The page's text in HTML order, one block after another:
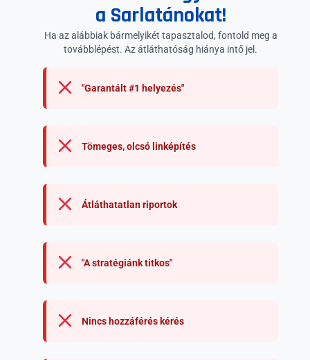
a Sarlatánokat!
Ha az alábbiak bármelyikét tapasztalod, fontold meg a
továbblépést. Az átláthatóság hiánya intő jel.
"Garantált #1 helyezés"
Tömeges, olcsó linképítés
Átláthatatlan riportok
"A stratégiánk titkos"
Nincs hozzáférés kérés